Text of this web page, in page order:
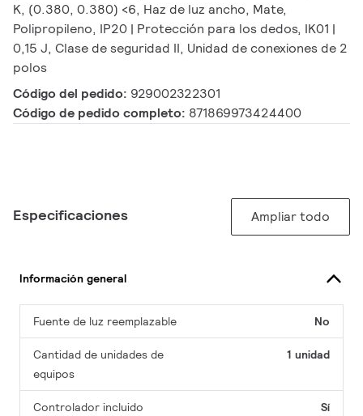
K, (0.380, 0.380) <6, Haz de luz ancho, Mate,
Polipropileno, IP20 | Protección para los dedos, IK01 |
0,15 J, Clase de seguridad II, Unidad de conexiones de 2
polos
Código del pedido: 929002322301
Código de pedido completo: 871869973424400
Especificaciones Ampliar todo
Información general
Fuente de luz reemplazable No
Cantidad de unidades de
equipos
1 unidad
Controlador incluido Sí